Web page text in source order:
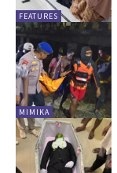
FEATURES
MIMIKA